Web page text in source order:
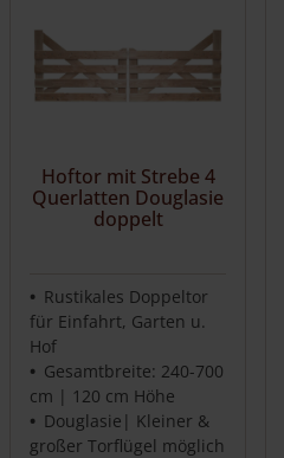
Hoftor mit Strebe 4
Querlatten Douglasie
doppelt
Rustikales Doppeltor
für Einfahrt, Garten u.
Hof
Gesamtbreite: 240-700
cm | 120 cm Höhe
Douglasie| Kleiner &
großer Torflügel möglich